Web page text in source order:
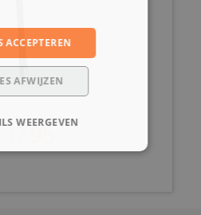
ACCEPTEREN
AFWIJZEN
WEERGEVEN